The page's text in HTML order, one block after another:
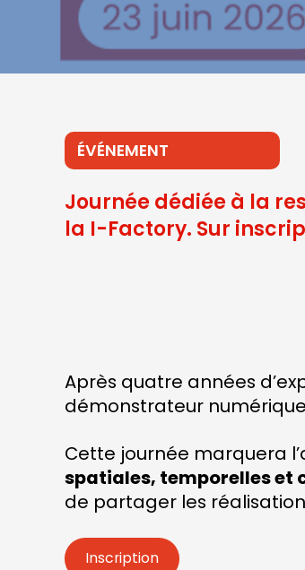
ÉVÉNEMENT
Journée dédiée à la
la I-Factory. Sur
Après quatre années
démonstrateur numérique
Cette journée marquera
spatiales, temporelles et
de partager les
Inscription